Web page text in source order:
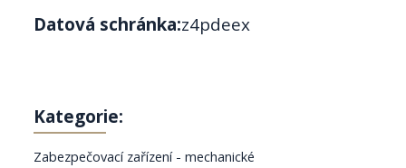
Datová schránka:z4pdeex
Kategorie:
Zabezpečovací zařízení - mechanické